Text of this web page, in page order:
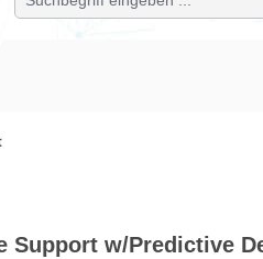
Support w/Predictive